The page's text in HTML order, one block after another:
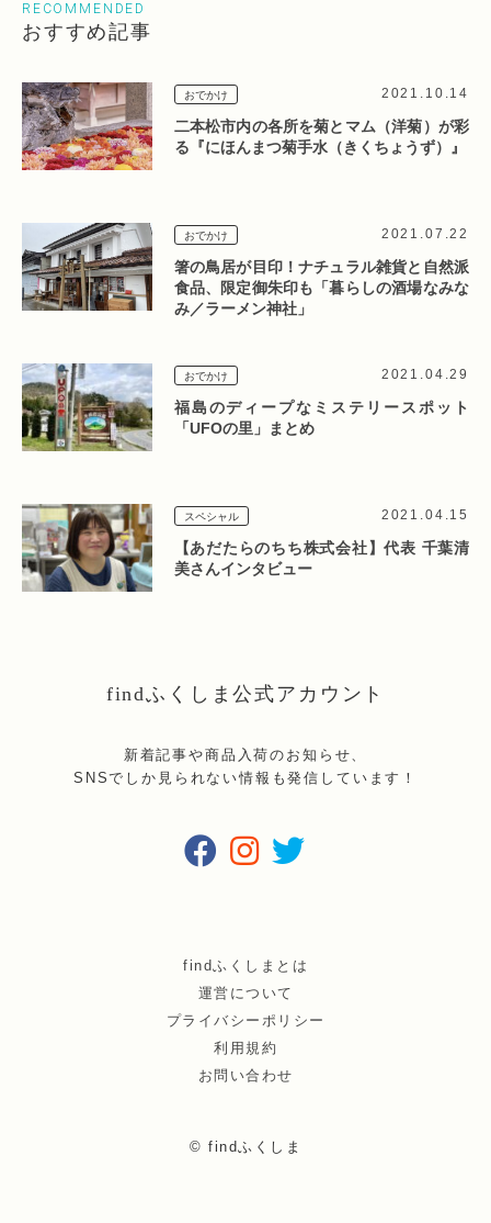
RECOMMENDED
おすすめ記事
おでかけ 2021.10.14
二本松市内の各所を菊とマム（洋菊）が彩
る『にほんまつ菊手水（きくちょうず）』
おでかけ 2021.07.22
箸の鳥居が目印！ナチュラル雑貨と自然派
食品、限定御朱印も「暮らしの酒場なみな
み／ラーメン神社」
おでかけ 2021.04.29
福島のディープなミステリースポット
「UFOの里」まとめ
スペシャル 2021.04.15
【あだたらのちち株式会社】代表 千葉清
美さんインタビュー
findふくしま公式アカウント
新着記事や商品入荷のお知らせ、
SNSでしか見られない情報も発信しています！
findふくしまとは
運営について
プライバシーポリシー
利用規約
お問い合わせ
© findふくしま